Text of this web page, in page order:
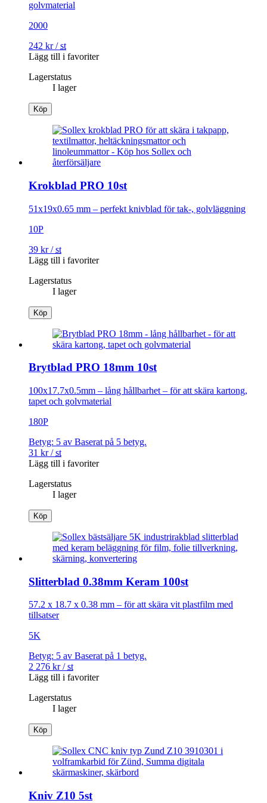
golvmaterial
2000
242 kr /st
Lägg till i favoriter
Lagerstatus
I lager
Köp
Krokblad PRO 10st
51x19x0.65 mm – perfekt knivblad för tak-, golvläggning
10P
39 kr /st
Lägg till i favoriter
Lagerstatus
I lager
Köp
Brytblad PRO 18mm 10st
100x17.7x0.5mm – lång hållbarhet – för att skära kartong,
tapet och golvmaterial
180P
Betyg: 5 av Baserat på 5 betyg.
31 kr /st
Lägg till i favoriter
Lagerstatus
I lager
Köp
Slitterblad 0.38mm Keram 100st
57.2 x 18.7 x 0.38 mm – för att skära vit plastfilm med
tillsatser
5K
Betyg: 5 av Baserat på 1 betyg.
2 276 kr /st
Lägg till i favoriter
Lagerstatus
I lager
Köp
Kniv Z10 5st